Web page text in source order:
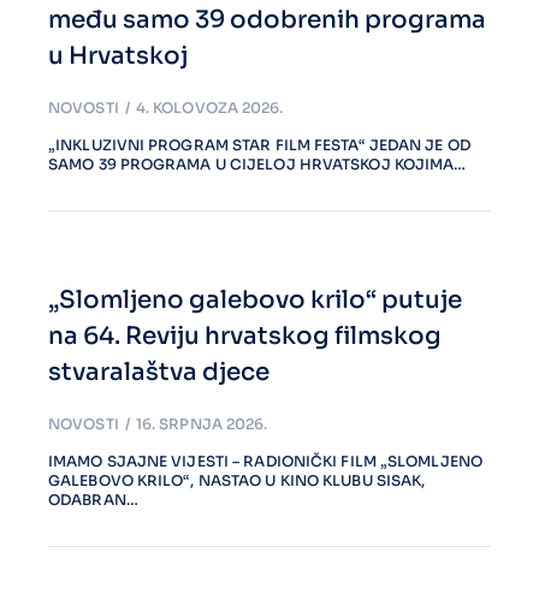
među samo 39 odobrenih programa
u Hrvatskoj
NOVOSTI 4. KOLOVOZA 2026.
„INKLUZIVNI PROGRAM STAR FILM FESTA“ JEDAN JE OD
SAMO 39 PROGRAMA U CIJELOJ HRVATSKOJ KOJIMA…
„Slomljeno galebovo krilo“ putuje
na 64. Reviju hrvatskog filmskog
stvaralaštva djece
NOVOSTI 16. SRPNJA 2026.
IMAMO SJAJNE VIJESTI – RADIONIČKI FILM „SLOMLJENO
GALEBOVO KRILO“, NASTAO U KINO KLUBU SISAK,
ODABRAN…